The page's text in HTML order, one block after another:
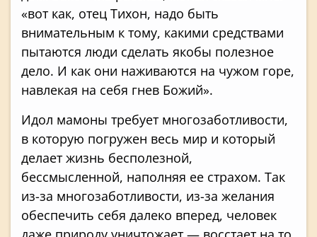
«вот как, отец Тихон, надо быть
внимательным к тому, какими средствами
пытаются люди сделать якобы полезное
дело. И как они наживаются на чужом горе,
навлекая на себя гнев Божий».
Идол мамоны требует многозаботливости,
в которую погружен весь мир и который
делает жизнь бесполезной,
бессмысленной, наполняя ее страхом. Так
из-за многозаботливости, из-за желания
обеспечить себя далеко вперед, человек